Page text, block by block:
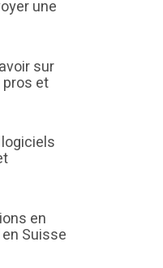
une
sur
et
en
Suisse